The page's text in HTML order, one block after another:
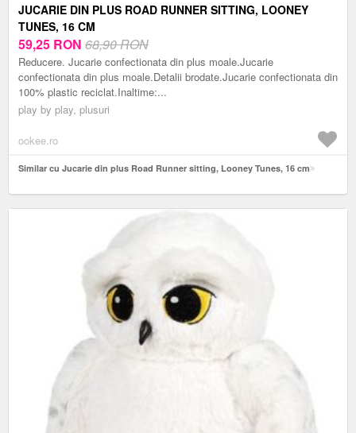
JUCARIE DIN PLUS ROAD RUNNER SITTING, LOONEY
TUNES, 16 CM
59,25 RON 68,90 RON
Reducere. Jucarie confectionata din plus moale.Jucarie
confectionata din plus moale.Detalii brodate.Jucarie confectionata din
100% plastic reciclat.Inaltime:...
play by play, plusuri
ookee.ro
Similar cu Jucarie din plus Road Runner sitting, Looney Tunes, 16 cm